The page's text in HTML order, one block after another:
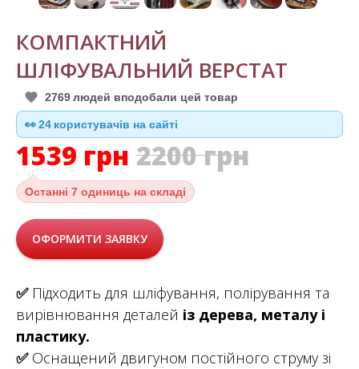
КОМПАКТНИЙ
ШЛІФУВАЛЬНИЙ ВЕРСТАТ
2769 людей вподобали цей товар
👀24 користувачів на сайті
1539 грн 2200грн
Останні 7 одиниць на складі
ОФОРМИТИ ЗАЯВКУ
✅Підходить для шліфування, полірування та
вирівнювання деталей із дерева, металу і
пластику.
✅Оснащений двигуном постійного струму зі